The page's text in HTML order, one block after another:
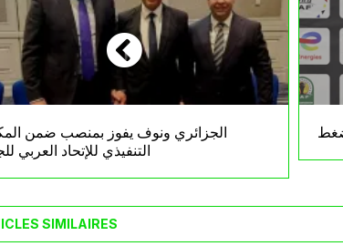
الجزائري ونوف يفوز بمنصب ضمن
التنفيذي للإتحاد العربي
SIMILAIRES